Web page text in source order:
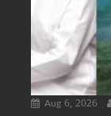
Aug 6, 2026